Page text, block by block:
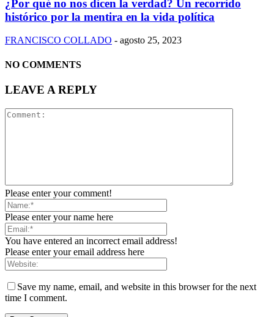
¿Por qué no nos dicen la verdad? Un recorrido
histórico por la mentira en la vida política
FRANCISCO COLLADO - agosto 25, 2023
NO COMMENTS
LEAVE A REPLY
Please enter your comment!
Please enter your name here
You have entered an incorrect email address!
Please enter your email address here
Save my name, email, and website in this browser for the next
time I comment.